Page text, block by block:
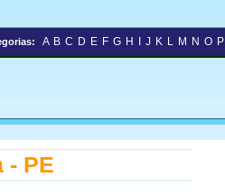
A B C D E F G H J K L M N O P
- PE